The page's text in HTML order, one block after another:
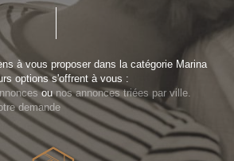
à vous proposer dans la catégorie Marina
options s'offrent à vous :
ounos annonces triées par ville.
demande